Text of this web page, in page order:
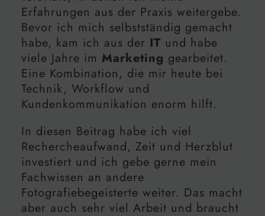
Erfahrungen aus der Praxis weitergebe.
Bevor ich mich selbstständig gemacht
habe, kam ich aus der IT und habe
viele Jahre im Marketing gearbeitet.
Eine Kombination, die mir heute bei
Technik, Workflow und
Kundenkommunikation enorm hilft.
In diesen Beitrag habe ich viel
Rechercheaufwand, Zeit und Herzblut
investiert und ich gebe gerne mein
Fachwissen an andere
Fotografiebegeisterte weiter. Das macht
aber auch sehr viel Arbeit und braucht